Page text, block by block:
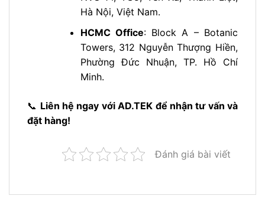
Hà Nội, Việt Nam.
HCMC Office: Block A – Botanic
Towers, 312 Nguyễn Thượng Hiền,
Phường Đức Nhuận, TP. Hồ Chí
Minh.
📞 Liên hệ ngay với AD.TEK để nhận tư vấn và
đặt hàng!
Đánh giá bài viết